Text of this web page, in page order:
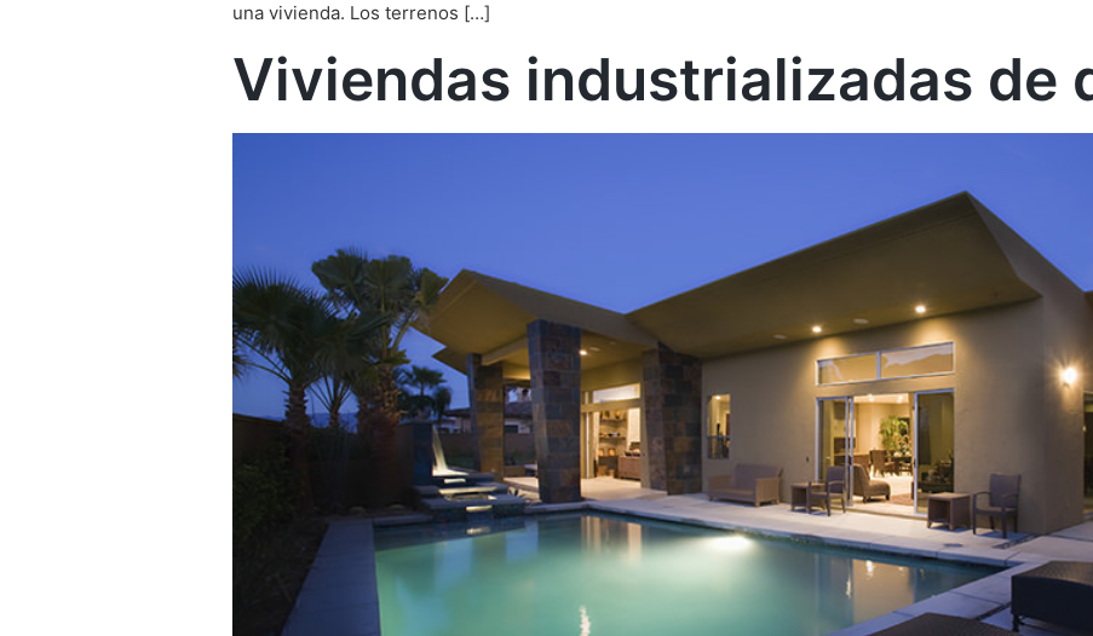
una vivienda. Los terrenos […]
Viviendas industrializadas de